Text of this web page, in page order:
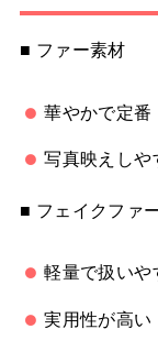
■ ファー素材
華やかで定番
写真映えしや
■ フェイクファ
軽量で扱いや
実用性が高い